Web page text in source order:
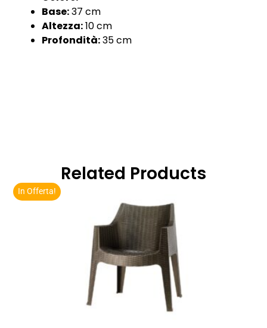
Base:37 cm
Altezza:10 cm
Profondità:35 cm
Related Products
In Offerta!